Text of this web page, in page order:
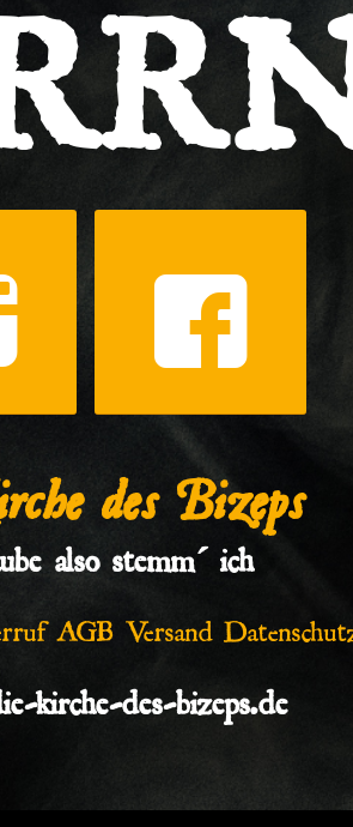
des Bizeps
also stemm´ ich
AGB Versand
kirche-des-bizeps.de